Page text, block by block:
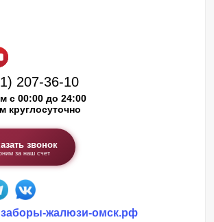
207-36-10
с 00:00 до 24:00
круглосуточно
звонок
за наш счет
жалюзи-омск.рф